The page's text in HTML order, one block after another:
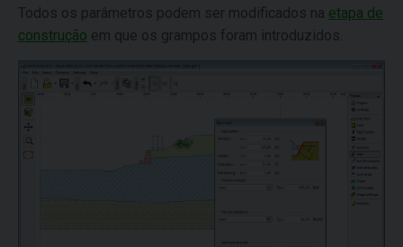
Todos os parâmetros podem ser modificados na etapa de
construção em que os grampos foram introduzidos.